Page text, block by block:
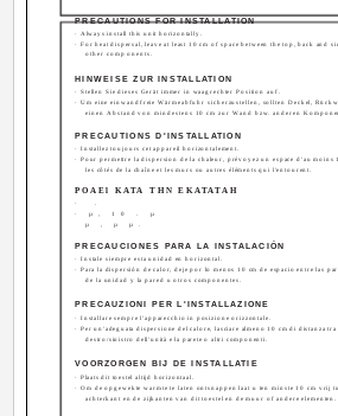
PRECAUTIONS FOR INSTALLATION
· Always install this unit horizontally.
· For heat dispersal, leave at least 10 cm of space between the top, back and
other components.
HINWEISE ZUR INSTALLATION
· Stellen Sie dieses Gerät immer in waagrechter Position auf.
· Um eine einwandfreie Wärmeabfuhr sicherzustellen, sollten Deckel,
einen Abstand von mindestens 10 cm zur Wand bzw. anderen
PRECAUTIONS D'INSTALLATION
· Installez toujours cet appareil horizontalement.
· Pour permettre la dispersion de la chaleur, prévoyez un espace d'au moins
les côtés de la chaîne et les murs ou autres éléments qui l'entourent.
POAEl KATA THN EKATATAH
· .
· µ, 10 . µ
µ , µ µ.
PRECAUCIONES PARA LA INSTALACIÓN
· Instale siempre esta unidad en horizontal.
· Para la dispersión de calor, deje por lo menos 10 cm de espacio entre las
de la unidad y la pared u otros componentes.
PRECAUZIONI PER L'INSTALLAZIONE
· Installare sempre l'apparecchio in posizione orizzontale.
· Per un'adeguata dispersione del calore, lasciare almeno 10 cm di distanza
destro/sinistro dell'unità e la parete o altri componenti.
VOORZORGEN BIJ DE INSTALLATIE
· Plaats dit toestel altijd horizontaal.
· Om de opgewekte warmte te laten ontsnappen laat u ten minste 10 cm vrij
achterkant en de zijkanten van dit toestel en de muur of andere elementen.